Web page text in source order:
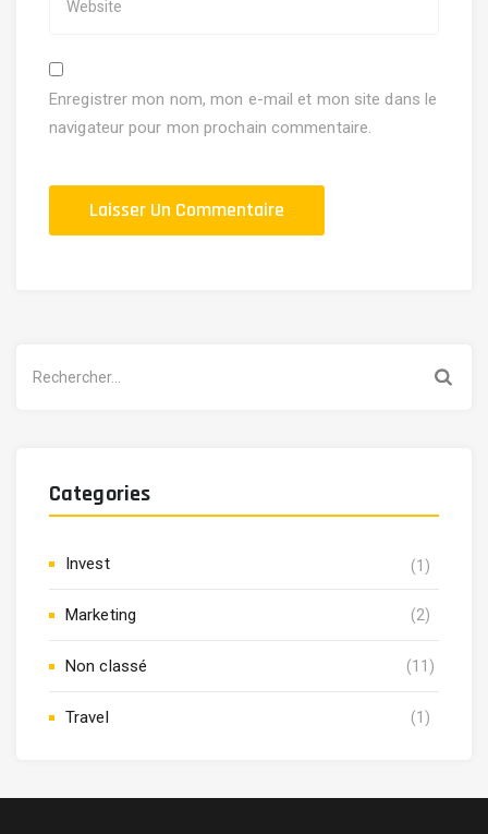
Enregistrer mon nom, mon e-mail et mon site dans le
navigateur pour mon prochain commentaire.
Categories
Invest (1)
Marketing (2)
Non classé (11)
Travel (1)